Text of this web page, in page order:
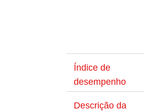
Índice de
desempenho
Descrição da